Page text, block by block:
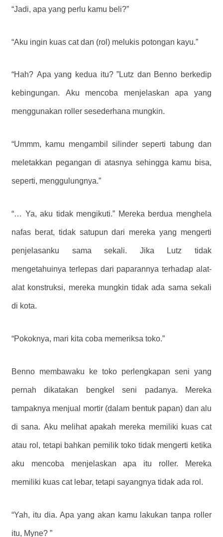
“Jadi, apa yang perlu kamu beli?”
“Aku ingin kuas cat dan (rol) melukis potongan kayu.”
“Hah? Apa yang kedua itu? ”Lutz dan Benno berkedip
kebingungan. Aku mencoba menjelaskan apa yang
menggunakan roller sesederhana mungkin.
“Ummm, kamu mengambil silinder seperti tabung dan
meletakkan pegangan di atasnya sehingga kamu bisa,
seperti, menggulungnya.”
“… Ya, aku tidak mengikuti.” Mereka berdua menghela
nafas berat, tidak satupun dari mereka yang mengerti
penjelasanku sama sekali. Jika Lutz tidak
mengetahuinya terlepas dari paparannya terhadap alat-
alat konstruksi, mereka mungkin tidak ada sama sekali
di kota.
“Pokoknya, mari kita coba memeriksa toko.”
Benno membawaku ke toko perlengkapan seni yang
pernah dikatakan bengkel seni padanya. Mereka
tampaknya menjual mortir (dalam bentuk papan) dan alu
di sana. Aku melihat apakah mereka memiliki kuas cat
atau rol, tetapi bahkan pemilik toko tidak mengerti ketika
aku mencoba menjelaskan apa itu roller. Mereka
memiliki kuas cat lebar, tetapi sayangnya tidak ada rol.
“Yah, itu dia. Apa yang akan kamu lakukan tanpa roller
itu, Myne? ”